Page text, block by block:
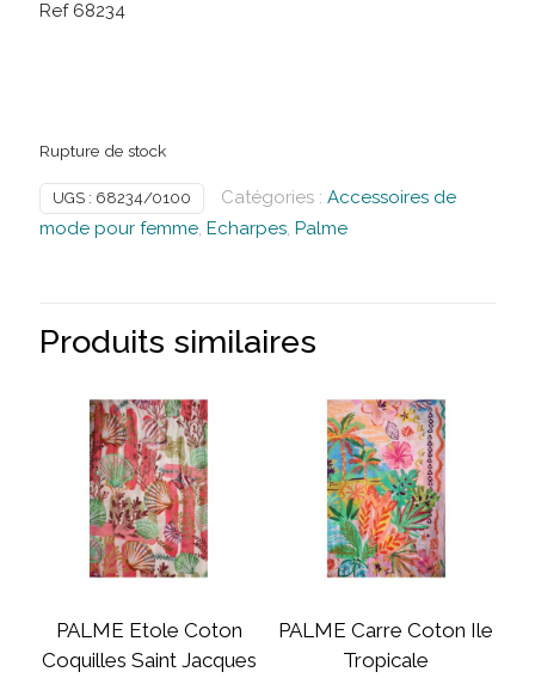
Ref 68234
Rupture de stock
UGS : 68234/0100 Catégories : Accessoires de
mode pour femme Echarpes Palme
Produits similaires
PALME Etole Coton
Coquilles Saint Jacques
PALME Carre Coton Ile
Tropicale